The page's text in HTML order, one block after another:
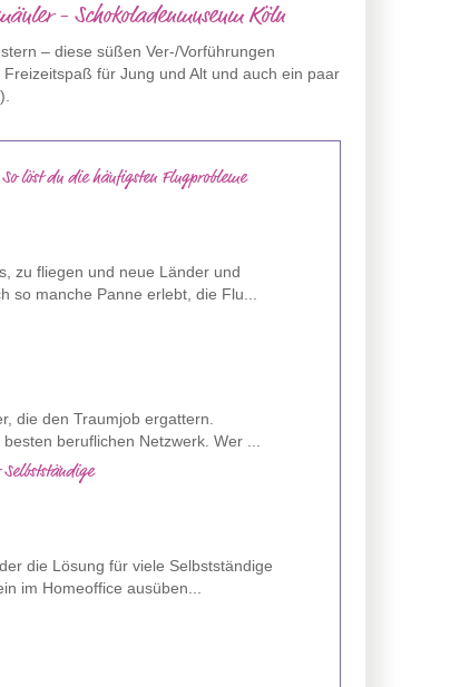
- Schokoladenmuseum Köln
– diese süßen Ver-/Vorführungen
für Jung und Alt und auch ein paar
löst du die häufigsten Flugprobleme
zu fliegen und neue Länder und
so manche Panne erlebt, die Flu...
die den Traumjob ergattern.
beruflichen Netzwerk. Wer ...
die Lösung für viele Selbstständige
im Homeoffice ausüben...